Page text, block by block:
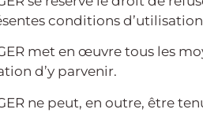
conditions
met en œuvre tous les
d’y parvenir.
ne peut, en outre, être